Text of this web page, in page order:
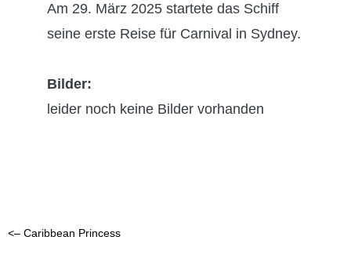
Am 29. März 2025 startete das Schiff
seine erste Reise für Carnival in Sydney.
Bilder:
leider noch keine Bilder vorhanden
<– Caribbean Princess